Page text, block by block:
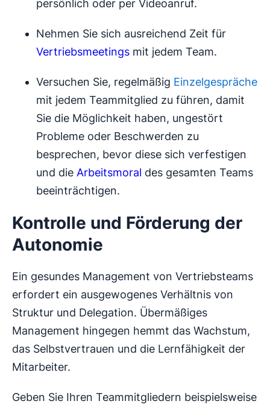
persönlich oder per Videoanruf.
Nehmen Sie sich ausreichend Zeit für
Vertriebsmeetings mit jedem Team.
Versuchen Sie, regelmäßig Einzelgespräche
mit jedem Teammitglied zu führen, damit
Sie die Möglichkeit haben, ungestört
Probleme oder Beschwerden zu
besprechen, bevor diese sich verfestigen
und die Arbeitsmoral des gesamten Teams
beeinträchtigen.
Kontrolle und Förderung der
Autonomie
Ein gesundes Management von Vertriebsteams
erfordert ein ausgewogenes Verhältnis von
Struktur und Delegation. Übermäßiges
Management hingegen hemmt das Wachstum,
das Selbstvertrauen und die Lernfähigkeit der
Mitarbeiter.
Geben Sie Ihren Teammitgliedern beispielsweise